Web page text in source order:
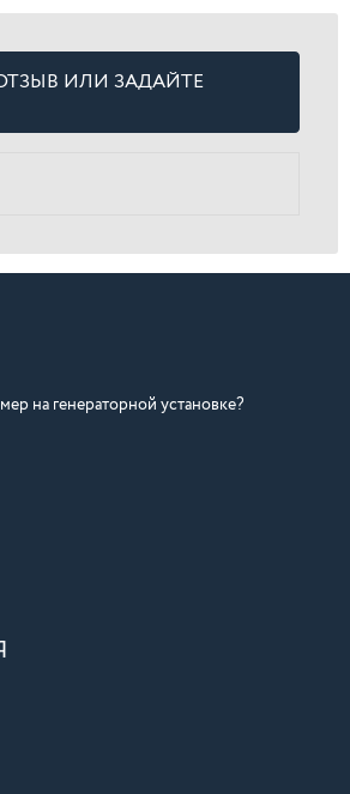
ИЛИ ЗАДАЙТЕ
на генераторной установке?